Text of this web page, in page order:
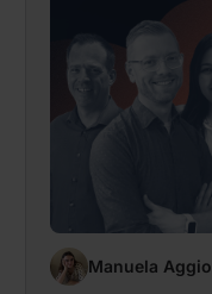
Manuela Aggio